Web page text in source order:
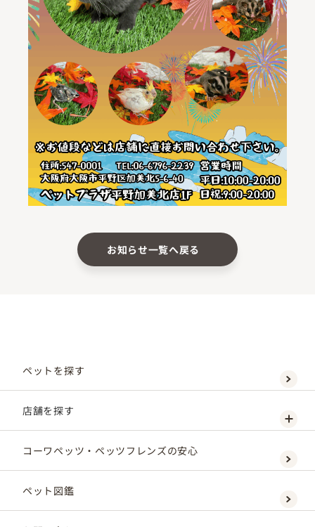
お知らせ一覧へ戻る
ペットを探す
店舗を探す
コーワペッツ・ペッツフレンズの安心
ペット図鑑